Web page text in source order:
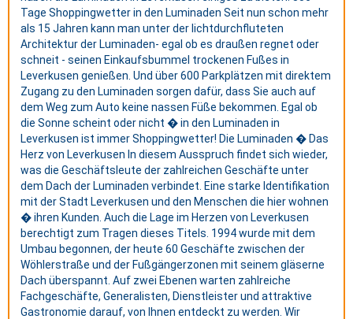
Tage Shoppingwetter in den Luminaden Seit nun schon mehr
als 15 Jahren kann man unter der lichtdurchfluteten
Architektur der Luminaden- egal ob es draußen regnet oder
schneit - seinen Einkaufsbummel trockenen Fußes in
Leverkusen genießen. Und über 600 Parkplätzen mit direktem
Zugang zu den Luminaden sorgen dafür, dass Sie auch auf
dem Weg zum Auto keine nassen Füße bekommen. Egal ob
die Sonne scheint oder nicht � in den Luminaden in
Leverkusen ist immer Shoppingwetter! Die Luminaden � Das
Herz von Leverkusen In diesem Ausspruch findet sich wieder,
was die Geschäftsleute der zahlreichen Geschäfte unter
dem Dach der Luminaden verbindet. Eine starke Identifikation
mit der Stadt Leverkusen und den Menschen die hier wohnen
� ihren Kunden. Auch die Lage im Herzen von Leverkusen
berechtigt zum Tragen dieses Titels. 1994 wurde mit dem
Umbau begonnen, der heute 60 Geschäfte zwischen der
Wöhlerstraße und der Fußgängerzonen mit seinem gläserne
Dach überspannt. Auf zwei Ebenen warten zahlreiche
Fachgeschäfte, Generalisten, Dienstleister und attraktive
Gastronomie darauf, von Ihnen entdeckt zu werden. Wir